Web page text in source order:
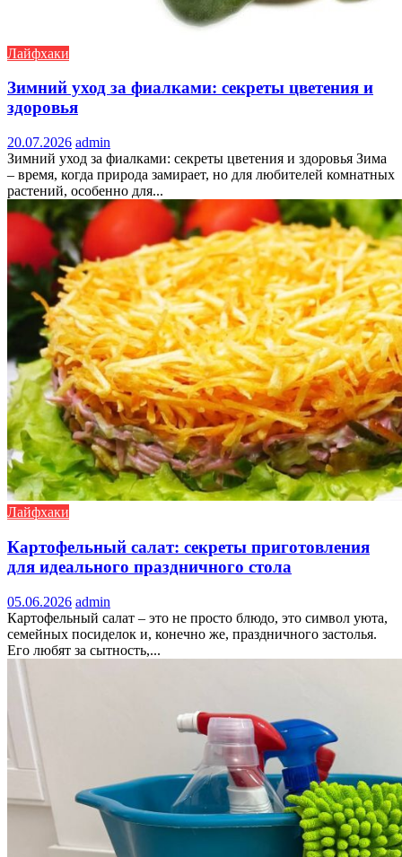
Лайфхаки
Зимний уход за фиалками: секреты цветения и
здоровья
20.07.2026 admin
Зимний уход за фиалками: секреты цветения и здоровья Зима
– время, когда природа замирает, но для любителей комнатных
растений, особенно для...
Лайфхаки
Картофельный салат: секреты приготовления
для идеального праздничного стола
05.06.2026 admin
Картофельный салат – это не просто блюдо, это символ уюта,
семейных посиделок и, конечно же, праздничного застолья.
Его любят за сытность,...